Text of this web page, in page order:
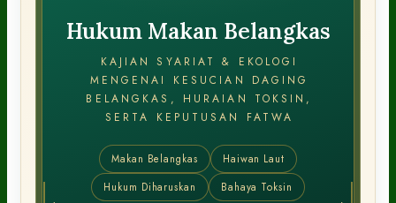
Hukum Makan Belangkas
KAJIAN SYARIAT & EKOLOGI
MENGENAI KESUCIAN DAGING
BELANGKAS, HURAIAN TOKSIN,
SERTA KEPUTUSAN FATWA
Makan Belangkas
Haiwan Laut
Hukum Diharuskan
Bahaya Toksin